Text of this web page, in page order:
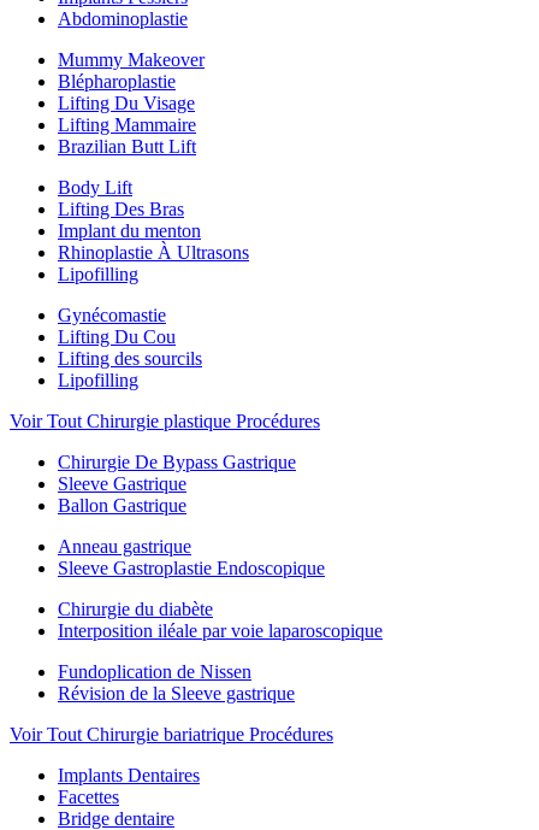
Abdominoplastie
Mummy Makeover
Blépharoplastie
Lifting Du Visage
Lifting Mammaire
Brazilian Butt Lift
Body Lift
Lifting Des Bras
Implant du menton
Rhinoplastie À Ultrasons
Lipofilling
Gynécomastie
Lifting Du Cou
Lifting des sourcils
Lipofilling
Voir Tout Chirurgie plastique Procédures
Chirurgie De Bypass Gastrique
Sleeve Gastrique
Ballon Gastrique
Anneau gastrique
Sleeve Gastroplastie Endoscopique
Chirurgie du diabète
Interposition iléale par voie laparoscopique
Fundoplication de Nissen
Révision de la Sleeve gastrique
Voir Tout Chirurgie bariatrique Procédures
Implants Dentaires
Facettes
Bridge dentaire